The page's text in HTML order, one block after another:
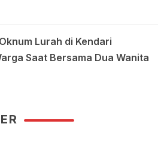
Lurah di Kendari
Saat Bersama Dua Wanita